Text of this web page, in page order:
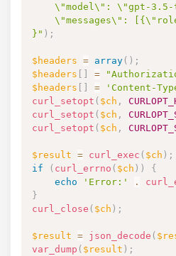
\"model\": \"gpt-3.5-
\"messages\":
}" ) ;
$headers = array ( ) ;
$headers
=
$headers
= 'Content-
curl_setopt ( $ch ,
curl_setopt ( $ch ,
curl_setopt ( $ch ,
$result = curl_exec ( $ch ) ;
if
( curl_errno ( $ch ) )
{
echo
'Error:' .
}
curl_close ( $ch ) ;
$result = json_decode (
var_dump ( $result ) ;